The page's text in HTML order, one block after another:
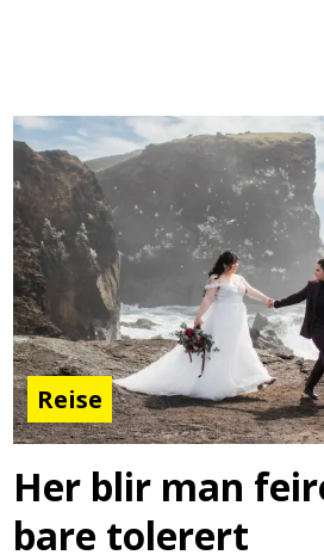
Reise
Her blir man
bare tolerert